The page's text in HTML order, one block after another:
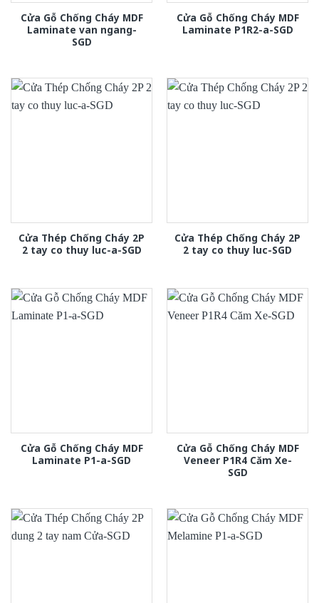
Cửa Gỗ Chống Cháy MDF
Laminate van ngang-
SGD
Cửa Gỗ Chống Cháy MDF
Laminate P1R2-a-SGD
Cửa Thép Chống Cháy 2P
2 tay co thuy luc-a-SGD
Cửa Thép Chống Cháy 2P
2 tay co thuy luc-SGD
Cửa Gỗ Chống Cháy MDF
Laminate P1-a-SGD
Cửa Gỗ Chống Cháy MDF
Veneer P1R4 Căm Xe-
SGD